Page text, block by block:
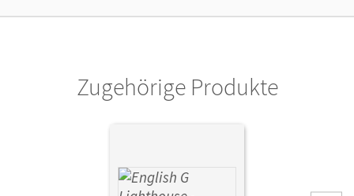
Unterrichtsmanagers solange das Lehrwerk erhältlich ist.
Zugehörige Produkte